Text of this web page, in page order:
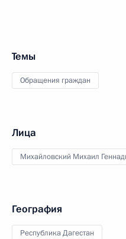
Темы
Обращения граждан
Лица
Михайловский Михаил
География
Республика Дагестан